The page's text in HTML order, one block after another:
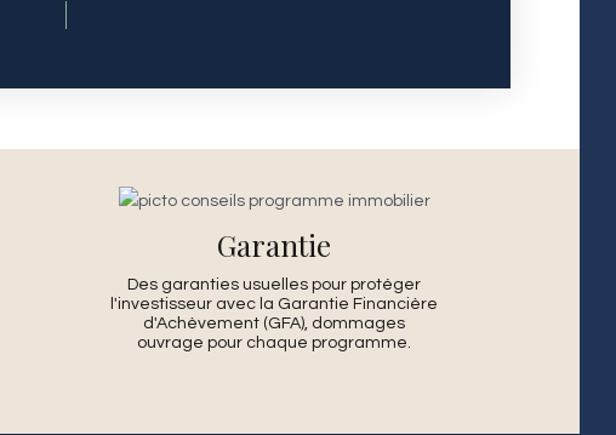
Garantie
Des garanties usuelles pour protéger
l'investisseur avec la Garantie Financière
d'Achèvement (GFA), dommages
ouvrage pour chaque programme.